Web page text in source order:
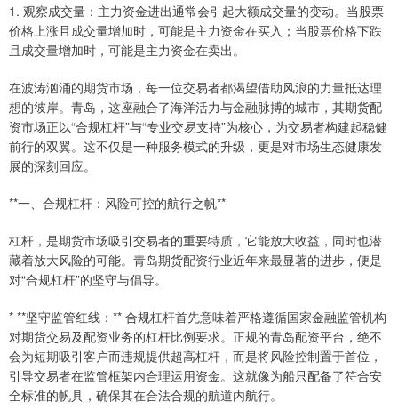
1. 观察成交量：主力资金进出通常会引起大额成交量的变动。当股票
价格上涨且成交量增加时，可能是主力资金在买入；当股票价格下跌
且成交量增加时，可能是主力资金在卖出。
在波涛汹涌的期货市场，每一位交易者都渴望借助风浪的力量抵达理
想的彼岸。青岛，这座融合了海洋活力与金融脉搏的城市，其期货配
资市场正以“合规杠杆”与“专业交易支持”为核心，为交易者构建起稳健
前行的双翼。这不仅是一种服务模式的升级，更是对市场生态健康发
展的深刻回应。
**一、合规杠杆：风险可控的航行之帆**
杠杆，是期货市场吸引交易者的重要特质，它能放大收益，同时也潜
藏着放大风险的可能。青岛期货配资行业近年来最显著的进步，便是
对“合规杠杆”的坚守与倡导。
* **坚守监管红线：** 合规杠杆首先意味着严格遵循国家金融监管机构
对期货交易及配资业务的杠杆比例要求。正规的青岛配资平台，绝不
会为短期吸引客户而违规提供超高杠杆，而是将风险控制置于首位，
引导交易者在监管框架内合理运用资金。这就像为船只配备了符合安
全标准的帆具，确保其在合法合规的航道内航行。